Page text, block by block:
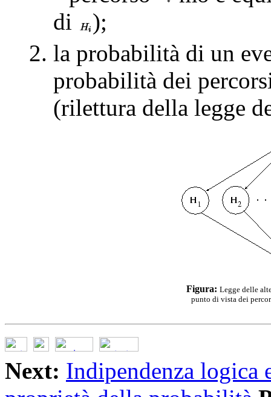
di
);
la probabilità di un
probabilità dei
(rilettura della legge
Figura: Legge delle
punto di vista dei
Next: Indipendenza logica